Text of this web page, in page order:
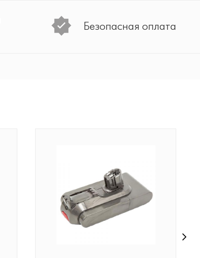
Безопасная оплата